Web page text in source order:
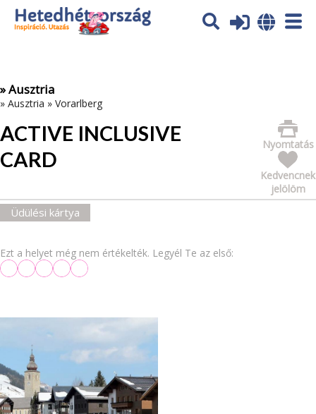
Az oldal sütiket (cookies) használ. További tájékoztatás itt:
Adatvédelmi tájékoztató
» Ausztria
» Ausztria » Vorarlberg
ACTIVE INCLUSIVE
CARD
Nyomtatás
Kedvencnek
jelölöm
Üdülési kártya
Ezt a helyet még nem értékelték. Legyél Te az első: